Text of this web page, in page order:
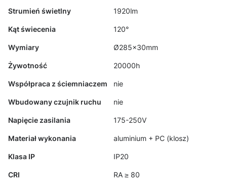
Strumień świetlny 1920lm
Kąt świecenia 120°
Wymiary Ø285x30mm
Żywotność 20000h
Współpraca z ściemniaczem nie
Wbudowany czujnik ruchu nie
Napięcie zasilania 175-250V
Materiał wykonania aluminium + PC (klosz)
Klasa IP IP20
CRI RA ≥ 80